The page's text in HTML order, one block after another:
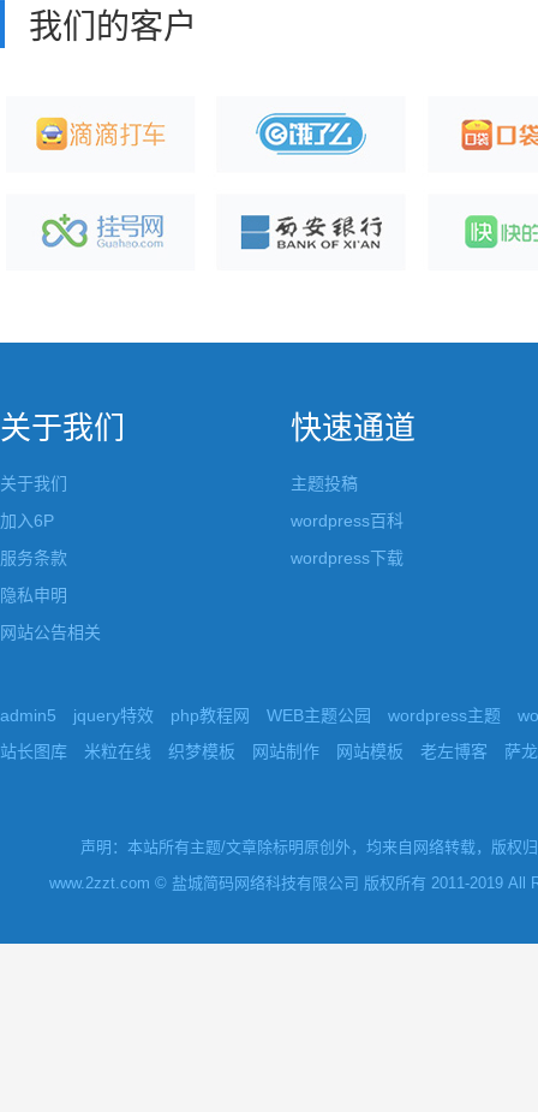
我们的客户
关于我们
关于我们
加入6P
服务条款
隐私申明
网站公告相关
快速通道
主题投稿
wordpress百科
wordpress下载
admin5 jquery特效 php教程网 WEB主题公园 wordpress主题
站长图库
米粒在线 织梦模板 网站制作 网站模板 老左博客 萨
声明：本站所有主题/文章除标明原创外，均来自网络转载，版权
www.2zzt.com © 盐城简码网络科技有限公司 版权所有 2011-2019